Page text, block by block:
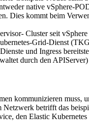
native vSphere-
Dies kommt beim
Cluster seit
Grid-Dienst
und Ingress
durch den
kommunizieren muss,
Netzwerk betrifft das
den Elastic